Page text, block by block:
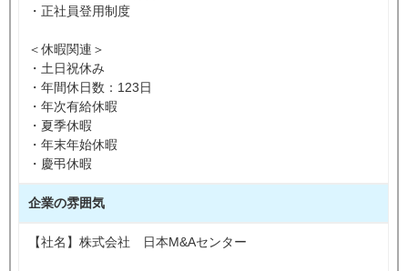
・正社員登用制度
＜休暇関連＞
・土日祝休み
・年間休日数：123日
・年次有給休暇
・夏季休暇
・年末年始休暇
・慶弔休暇
企業の雰囲気
【社名】株式会社 日本M&Aセンター